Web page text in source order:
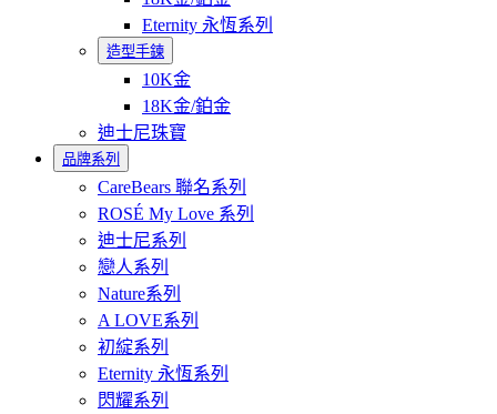
Eternity 永恆系列
造型手鍊
10K金
18K金/鉑金
迪士尼珠寶
品牌系列
CareBears 聯名系列
ROSÉ My Love 系列
迪士尼系列
戀人系列
Nature系列
A LOVE系列
初綻系列
Eternity 永恆系列
閃耀系列